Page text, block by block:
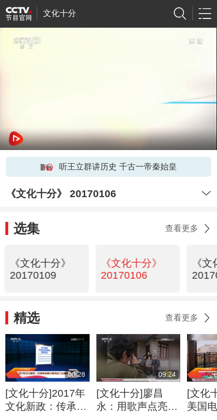
文化十分
听王立群讲历史 千古一帝秦始皇
《文化十分》 20170106
选集 查看更多
《文化十分》
20170109
《文化十分》
20170106
《
精选 查看更多
00:28
[文化十分]2017年
文化新政：传承和
09:24
[文化十分]廖昌
永：用歌声点亮万
[文化
美国